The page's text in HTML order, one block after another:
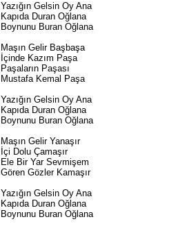
Yazığın Gelsin Oy Ana
Kapıda Duran Oğlana
Boynunu Buran Oğlana
Maşın Gelir Başbaşa
İçinde Kazım Paşa
Paşaların Paşası
Mustafa Kemal Paşa
Yazığın Gelsin Oy Ana
Kapıda Duran Oğlana
Boynunu Buran Oğlana
Maşın Gelir Yanaşır
İçi Dolu Çamaşır
Ele Bir Yar Sevmişem
Gören Gözler Kamaşır
Yazığın Gelsin Oy Ana
Kapıda Duran Oğlana
Boynunu Buran Oğlana